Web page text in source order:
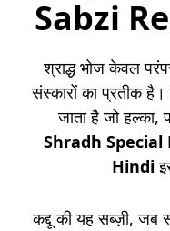
Sabzi
श्राद्ध भोज केवल
संस्कारों का प्रतीक
जाता है जो हल्का,
Shradh Special
Hindi
कद्दू की यह सब्ज़ी,